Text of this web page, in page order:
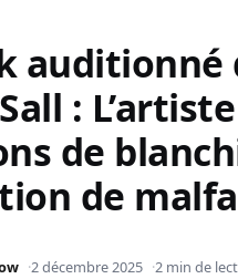
auditionné
:
de
de
2 décembre 2025 2 min de